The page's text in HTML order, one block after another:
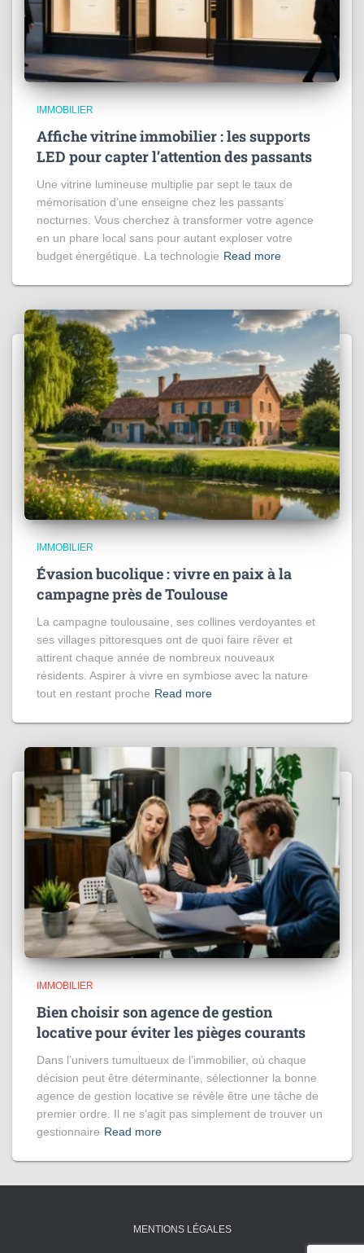
IMMOBILIER
Affiche vitrine immobilier : les supports
LED pour capter l’attention des passants
Une vitrine lumineuse multiplie par sept le taux de
mémorisation d’une enseigne chez les passants
nocturnes. Vous cherchez à transformer votre agence
en un phare local sans pour autant exploser votre
budget énergétique. La technologie Read more
IMMOBILIER
Évasion bucolique : vivre en paix à la
campagne près de Toulouse
La campagne toulousaine, ses collines verdoyantes et
ses villages pittoresques ont de quoi faire rêver et
attirent chaque année de nombreux nouveaux
résidents. Aspirer à vivre en symbiose avec la nature
tout en restant proche Read more
IMMOBILIER
Bien choisir son agence de gestion
locative pour éviter les pièges courants
Dans l’univers tumultueux de l’immobilier, où chaque
décision peut être déterminante, sélectionner la bonne
agence de gestion locative se révèle être une tâche de
premier ordre. Il ne s’agit pas simplement de trouver un
gestionnaire Read more
MENTIONS LÉGALES